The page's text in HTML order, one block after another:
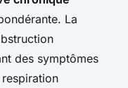
La
des symptômes